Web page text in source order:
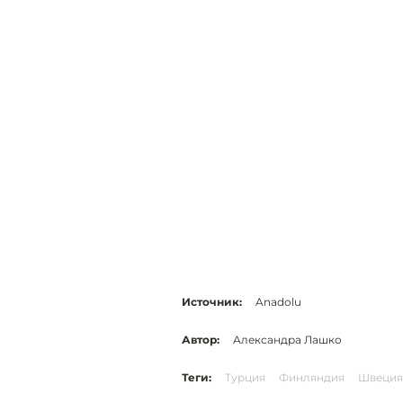
Источник: Anadolu
Автор: Александра Лашко
Теги: Турция Финляндия Швеция